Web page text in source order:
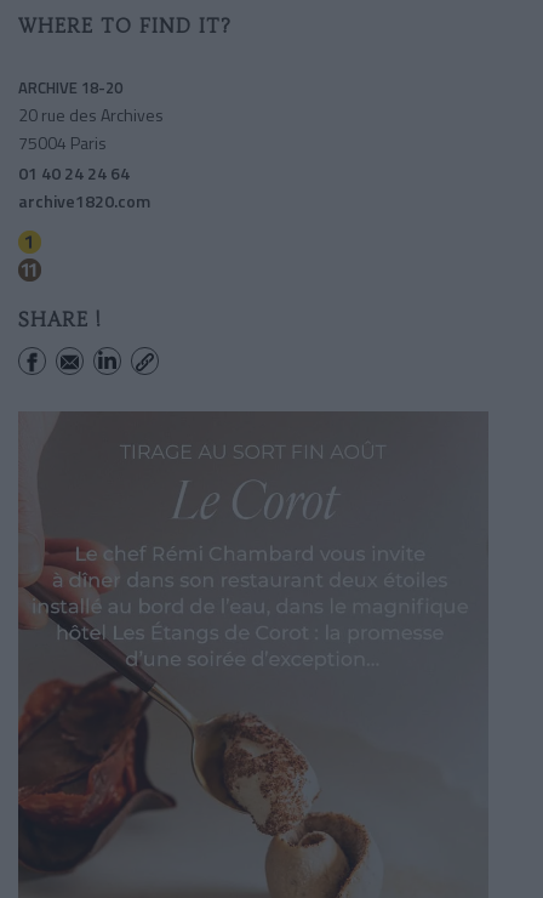
WHERE TO FIND IT?
ARCHIVE 18-20
20 rue des Archives
75004 Paris
01 40 24 24 64
archive1820.com
SHARE !